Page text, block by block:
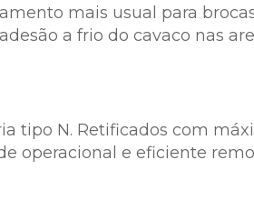
mais usual para
a frio do cavaco nas
tipo N. Retificados com
operacional e eficiente